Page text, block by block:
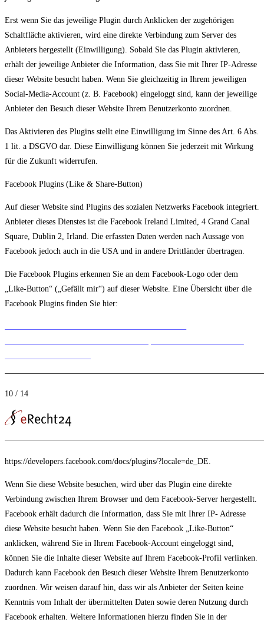
Erst wenn Sie das jeweilige Plugin durch Anklicken der zugehörigen
Schaltfläche aktivieren, wird eine direkte Verbindung zum Server des
Anbieters hergestellt (Einwilligung). Sobald Sie das Plugin aktivieren,
erhält der jeweilige Anbieter die Information, dass Sie mit Ihrer IP-Adresse
dieser Website besucht haben. Wenn Sie gleichzeitig in Ihrem jeweiligen
Social-Media-Account (z. B. Facebook) eingeloggt sind, kann der jeweilige
Anbieter den Besuch dieser Website Ihrem Benutzerkonto zuordnen.
Das Aktivieren des Plugins stellt eine Einwilligung im Sinne des Art. 6 Abs.
1 lit. a DSGVO dar. Diese Einwilligung können Sie jederzeit mit Wirkung
für die Zukunft widerrufen.
Facebook Plugins (Like & Share-Button)
Auf dieser Website sind Plugins des sozialen Netzwerks Facebook integriert.
Anbieter dieses Dienstes ist die Facebook Ireland Limited, 4 Grand Canal
Square, Dublin 2, Irland. Die erfassten Daten werden nach Aussage von
Facebook jedoch auch in die USA und in andere Drittländer übertragen.
Die Facebook Plugins erkennen Sie an dem Facebook-Logo oder dem
„Like-Button“ („Gefällt mir“) auf dieser Website. Eine Übersicht über die
Facebook Plugins finden Sie hier:
10 / 14
https://developers.facebook.com/docs/plugins/?locale=de_DE.
Wenn Sie diese Website besuchen, wird über das Plugin eine direkte
Verbindung zwischen Ihrem Browser und dem Facebook-Server hergestellt.
Facebook erhält dadurch die Information, dass Sie mit Ihrer IP- Adresse
diese Website besucht haben. Wenn Sie den Facebook „Like-Button“
anklicken, während Sie in Ihrem Facebook-Account eingeloggt sind,
können Sie die Inhalte dieser Website auf Ihrem Facebook-Profil verlinken.
Dadurch kann Facebook den Besuch dieser Website Ihrem Benutzerkonto
zuordnen. Wir weisen darauf hin, dass wir als Anbieter der Seiten keine
Kenntnis vom Inhalt der übermittelten Daten sowie deren Nutzung durch
Facebook erhalten. Weitere Informationen hierzu finden Sie in der